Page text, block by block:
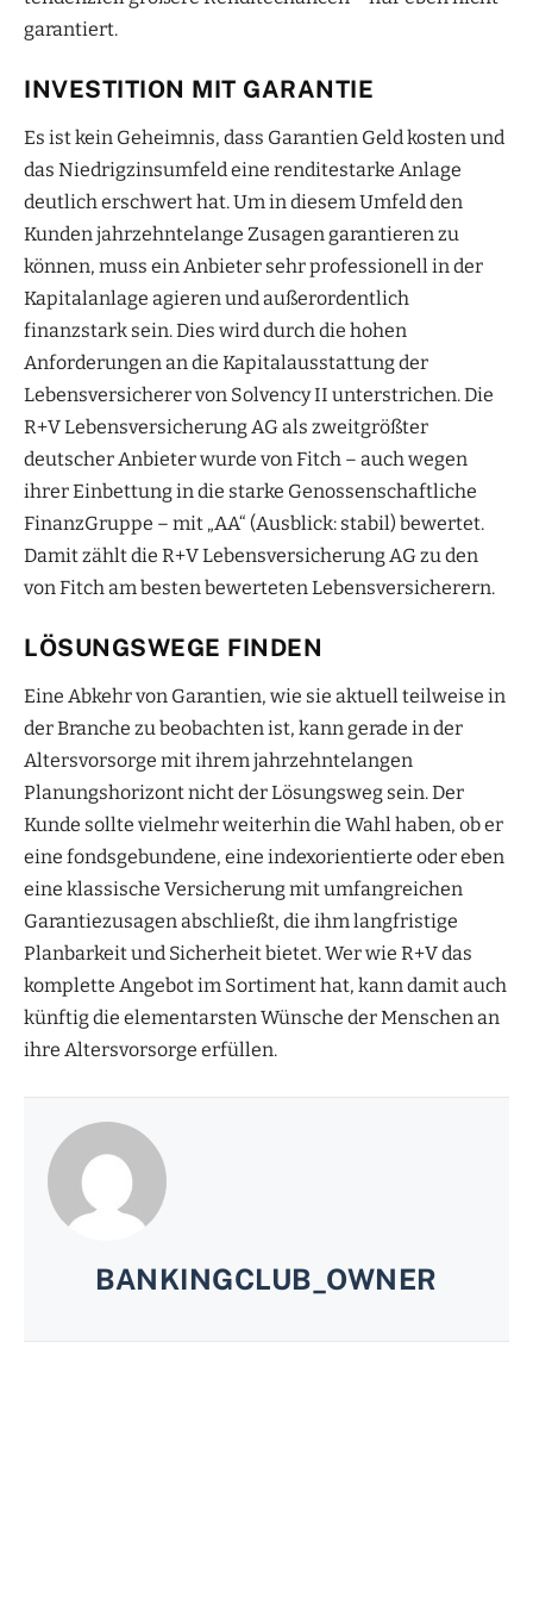
garantiert.
INVESTITION MIT GARANTIE
Es ist kein Geheimnis, dass Garantien Geld kosten und
das Niedrigzinsumfeld eine renditestarke Anlage
deutlich erschwert hat. Um in diesem Umfeld den
Kunden jahrzehntelange Zusagen garantieren zu
können, muss ein Anbieter sehr professionell in der
Kapitalanlage agieren und außerordentlich
finanzstark sein. Dies wird durch die hohen
Anforderungen an die Kapitalausstattung der
Lebensversicherer von Solvency II unterstrichen. Die
R+V Lebensversicherung AG als zweitgrößter
deutscher Anbieter wurde von Fitch – auch wegen
ihrer Einbettung in die starke Genossenschaftliche
FinanzGruppe – mit „AA“ (Ausblick: stabil) bewertet.
Damit zählt die R+V Lebensversicherung AG zu den
von Fitch am besten bewerteten Lebensversicherern.
LÖSUNGSWEGE FINDEN
Eine Abkehr von Garantien, wie sie aktuell teilweise in
der Branche zu beobachten ist, kann gerade in der
Altersvorsorge mit ihrem jahrzehntelangen
Planungshorizont nicht der Lösungsweg sein. Der
Kunde sollte vielmehr weiterhin die Wahl haben, ob er
eine fondsgebundene, eine indexorientierte oder eben
eine klassische Versicherung mit umfangreichen
Garantiezusagen abschließt, die ihm langfristige
Planbarkeit und Sicherheit bietet. Wer wie R+V das
komplette Angebot im Sortiment hat, kann damit auch
künftig die elementarsten Wünsche der Menschen an
ihre Altersvorsorge erfüllen.
BANKINGCLUB_OWNER